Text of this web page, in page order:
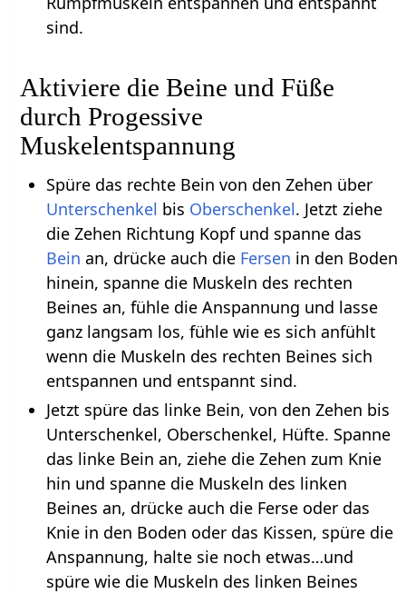
sind.
Aktiviere die Beine und Füße
durch Progessive
Muskelentspannung
Spüre das rechte Bein von den Zehen über
Unterschenkel bis Oberschenkel. Jetzt ziehe
die Zehen Richtung Kopf und spanne das
Bein an, drücke auch die Fersen in den Boden
hinein, spanne die Muskeln des rechten
Beines an, fühle die Anspannung und lasse
ganz langsam los, fühle wie es sich anfühlt
wenn die Muskeln des rechten Beines sich
entspannen und entspannt sind.
Jetzt spüre das linke Bein, von den Zehen bis
Unterschenkel, Oberschenkel, Hüfte. Spanne
das linke Bein an, ziehe die Zehen zum Knie
hin und spanne die Muskeln des linken
Beines an, drücke auch die Ferse oder das
Knie in den Boden oder das Kissen, spüre die
Anspannung, halte sie noch etwas…und
spüre wie die Muskeln des linken Beines